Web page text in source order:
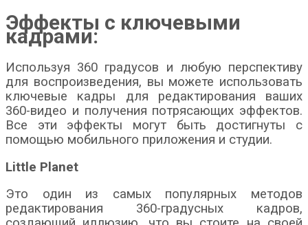
Эффекты с ключевыми
кадрами:
Используя 360 градусов и любую перспективу
для воспроизведения, вы можете использовать
ключевые кадры для редактирования ваших
360-видео и получения потрясающих эффектов.
Все эти эффекты могут быть достигнуты с
помощью мобильного приложения и студии.
Little Planet
Это один из самых популярных методов
редактирования 360-градусных кадров,